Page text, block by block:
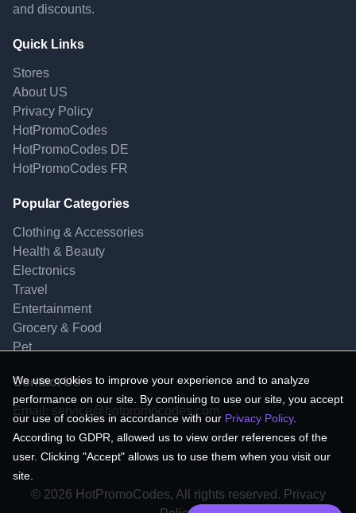
and discounts.
Quick Links
Stores
About US
Privacy Policy
HotPromoCodes
HotPromoCodes DE
HotPromoCodes FR
Popular Categories
Clothing & Accessories
Health & Beauty
Electronics
Travel
Entertainment
Grocery & Food
Pet
Contact Us
Email: service@hotpromocodes.com
© 2026 HotPromoCodes, All rights reserved. Privacy
We use cookies to improve your experience and to analyze
performance on our site. By continuing to use our site, you accept
our use of cookies in accordance with our Privacy Policy.
According to GDPR, allowed us to view order references of the
user. Clicking "Accept" allows us to use them when you visit our
site.